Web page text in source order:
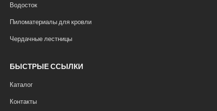
Водосток
Пиломатериалы для кровли
Чердачные лестницы
БЫСТРЫЕ ССЫЛКИ
Каталог
Контакты